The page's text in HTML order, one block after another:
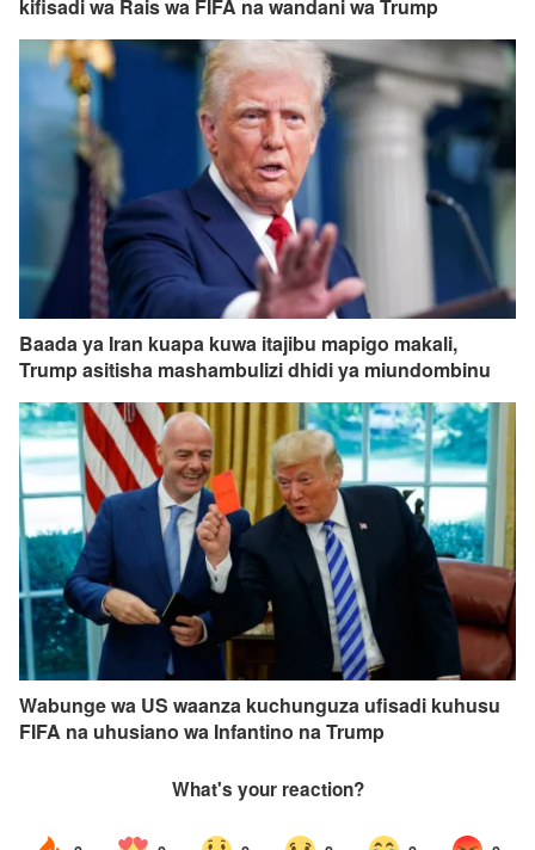
kifisadi wa Rais wa FIFA na wandani wa Trump
Baada ya Iran kuapa kuwa itajibu mapigo makali,
Trump asitisha mashambulizi dhidi ya miundombinu
Wabunge wa US waanza kuchunguza ufisadi kuhusu
FIFA na uhusiano wa Infantino na Trump